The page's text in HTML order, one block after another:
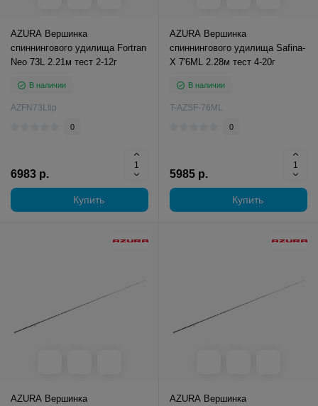
AZURA Вершинка
спиннингового удилища Fortran
Neo 73L 2.21м тест 2-12г
В наличии
AZFN73Ltip
0
6983 р.
Купить
AZURA Вершинка
спиннингового удилища Safina-
X 7'6ML 2.28м тест 4-20г
В наличии
T-AZSF-76ML
0
5985 р.
Купить
AZURA Вершинка AZURA Вершинка